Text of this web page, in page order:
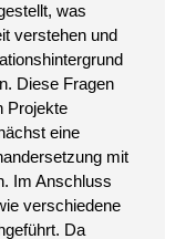
was
verstehen und
Diese Fragen
Projekte
eine
mit
Im Anschluss
verschiedene
Da